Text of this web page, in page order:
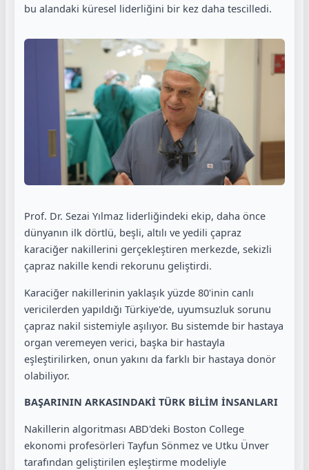
bu alandaki küresel liderliğini bir kez daha tescilledi.
Prof. Dr. Sezai Yılmaz liderliğindeki ekip, daha önce
dünyanın ilk dörtlü, beşli, altılı ve yedili çapraz
karaciğer nakillerini gerçekleştiren merkezde, sekizli
çapraz nakille kendi rekorunu geliştirdi.
Karaciğer nakillerinin yaklaşık yüzde 80'inin canlı
vericilerden yapıldığı Türkiye'de, uyumsuzluk sorunu
çapraz nakil sistemiyle aşılıyor. Bu sistemde bir hastaya
organ veremeyen verici, başka bir hastayla
eşleştirilirken, onun yakını da farklı bir hastaya donör
olabiliyor.
BAŞARININ ARKASINDAKİ TÜRK BİLİM İNSANLARI
Nakillerin algoritması ABD'deki Boston College
ekonomi profesörleri Tayfun Sönmez ve Utku Ünver
tarafından geliştirilen eşleştirme modeliyle